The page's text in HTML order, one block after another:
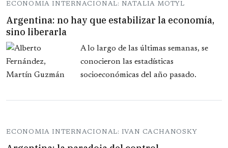
ECONOMIA INTERNACIONAL: NATALIA MOTYL
Argentina: no hay que estabilizar la economía,
sino liberarla
A lo largo de las últimas semanas, se
conocieron las estadísticas
socioeconómicas del año pasado.
ECONOMIA INTERNACIONAL: IVAN CACHANOSKY